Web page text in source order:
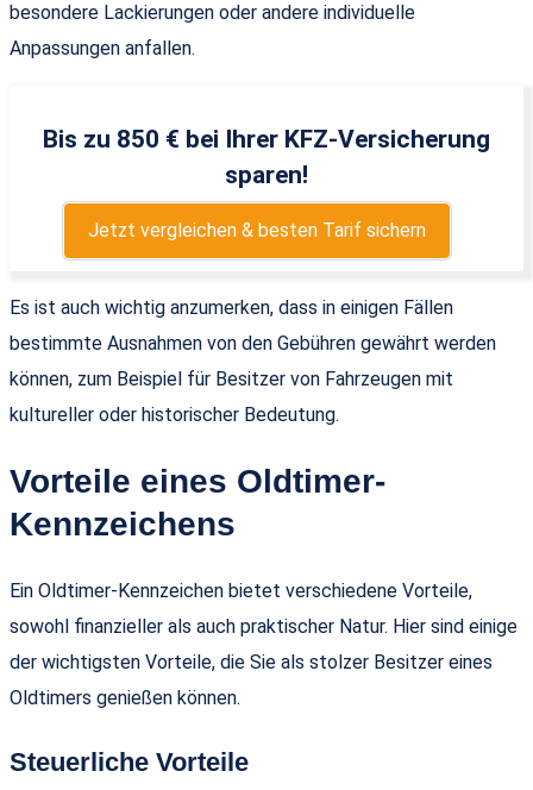
besondere Lackierungen oder andere individuelle
Anpassungen anfallen.
Bis zu 850 € bei Ihrer KFZ-Versicherung
sparen!
Jetzt vergleichen & besten Tarif sichern
Es ist auch wichtig anzumerken, dass in einigen Fällen
bestimmte Ausnahmen von den Gebühren gewährt werden
können, zum Beispiel für Besitzer von Fahrzeugen mit
kultureller oder historischer Bedeutung.
Vorteile eines Oldtimer-
Kennzeichens
Ein Oldtimer-Kennzeichen bietet verschiedene Vorteile,
sowohl finanzieller als auch praktischer Natur. Hier sind einige
der wichtigsten Vorteile, die Sie als stolzer Besitzer eines
Oldtimers genießen können.
Steuerliche Vorteile